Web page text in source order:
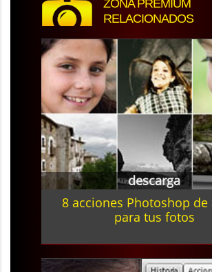
ZONA PREMIUM
RELACIONADOS
descarga
8 acciones Photoshop de
para tus fotos